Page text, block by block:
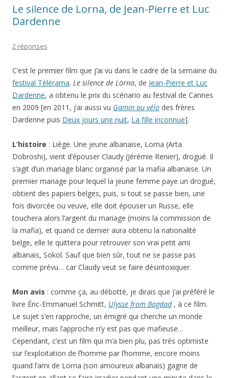
Le silence de Lorna, de Jean-Pierre et Luc
Dardenne
2 réponses
C’est le premier film que j’ai vu dans le cadre de la semaine du
festival Télérama. Le silence de Lorna, de Jean-Pierre et Luc
Dardenne, a obtenu le prix du scénario au festival de Cannes
en 2009 [en 2011, j’ai aussi vu Gamin au vélo des frères
Dardenne puis Deux jours une nuit, La fille inconnue].
L’histoire : Liège. Une jeune albanaise, Lorna (Arta
Dobroshi), vient d’épouser Claudy (Jérémie Renier), drogué. Il
s’agit d’un mariage blanc organisé par la mafia albanaise. Un
premier mariage pour lequel la jeune femme paye un drogué,
obtient des papiers belges, puis, si tout se passe bien, une
fois divorcée ou veuve, elle doit épouser un Russe, elle
touchera alors l’argent du mariage (moins la commission de
la mafia), et quand ce dernier aura obtenu la nationalité
belge, elle le quittera pour retrouver son vrai petit ami
albanais, Sokol. Sauf que bien sûr, tout ne se passe pas
comme prévu… car Claudy veut se faire désintoxiquer.
Mon avis : comme ça, au débotté, je dirais que j’ai préféré le
livre Éric-Emmanuel Schmitt, Ulysse from Bagdad, à ce film.
Le sujet s’en rapproche, un émigré qui cherche un monde
meilleur, mais l’approche n’y est pas que mafieuse…
Cependant, c’est un film qui m’a bien plu, pas très optimiste
sur l’exploitation de l’homme par l’homme, encore moins
quand l’ami de Lorna (son amoureux albanais) gagne de